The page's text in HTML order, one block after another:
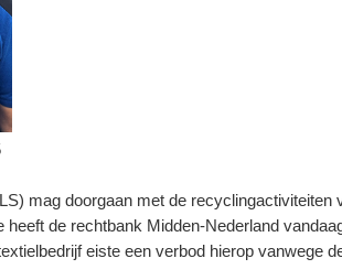
mag doorgaan met de recyclingactiviteiten
de rechtbank Midden-Nederland
eiste een verbod hierop vanwege